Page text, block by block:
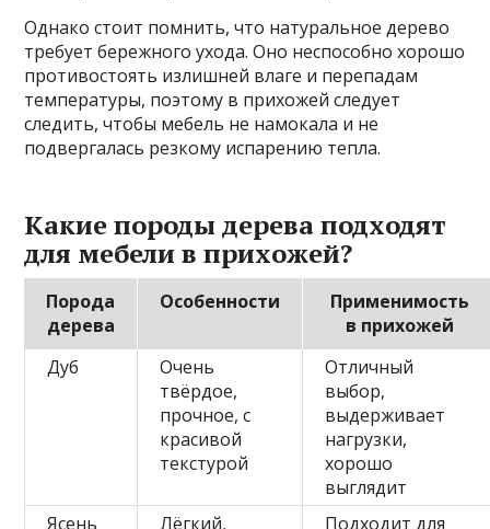
Однако стоит помнить, что натуральное дерево
требует бережного ухода. Оно неспособно хорошо
противостоять излишней влаге и перепадам
температуры, поэтому в прихожей следует
следить, чтобы мебель не намокала и не
подвергалась резкому испарению тепла.
Какие породы дерева подходят
для мебели в прихожей?
Порода
дерева
Особенности
Применимость
в прихожей
Дуб
Очень
твёрдое,
прочное, с
красивой
текстурой
Отличный
выбор,
выдерживает
нагрузки,
хорошо
выглядит
Ясень
Лёгкий, Подходит для